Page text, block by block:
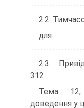
2.2.
для
2.3. Привід
312
Тема 12,
доведення у